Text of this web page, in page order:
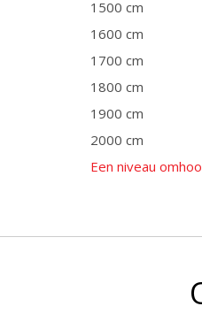
1500 cm
1600 cm
1700 cm
1800 cm
1900 cm
2000 cm
Een niveau